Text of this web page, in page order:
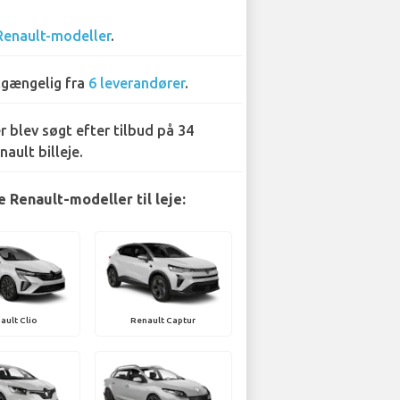
modeller.
fra 6 leverandører.
blev søgt efter tilbud på 34
billeje.
Renault-modeller til leje:
Clio Renault Captur